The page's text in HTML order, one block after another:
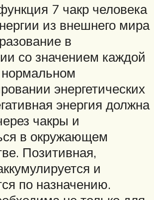
7 чакр человека
из внешнего мира
в
со значением каждой
энергетических
энергия должна
чакры и
в окружающем
Позитивная,
и
по назначению.